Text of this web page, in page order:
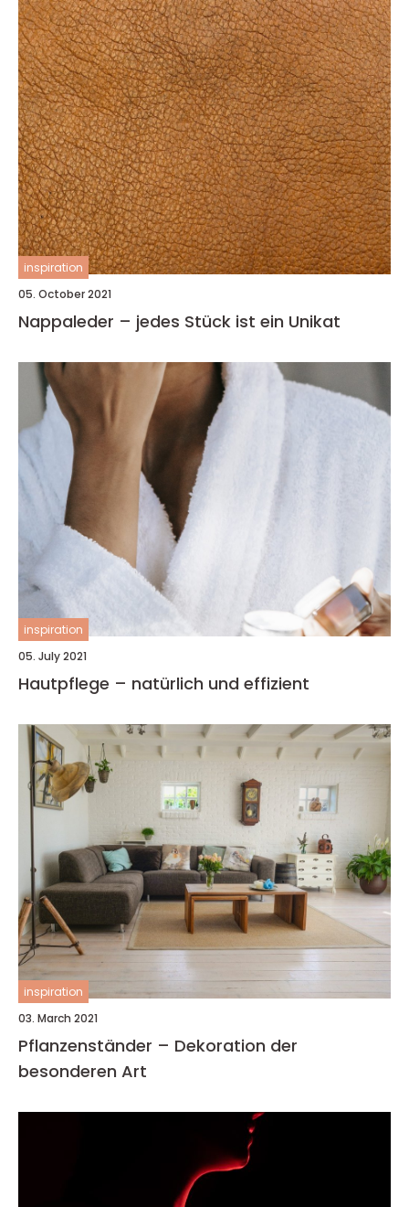
inspiration
05. October 2021
Nappaleder – jedes Stück ist ein Unikat
inspiration
05. July 2021
Hautpflege – natürlich und effizient
inspiration
03. March 2021
Pflanzenständer – Dekoration der
besonderen Art